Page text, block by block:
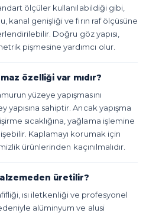
ölçüler kullanılabildiği gibi,
kanal genişliği ve fırın raf ölçüsüne
Doğru göz yapısı,
pişmesine yardımcı olur.
özelliği var mıdır?
yüzeye yapışmasını
yapısına sahiptir. Ancak yapışma
sıcaklığına, yağlama işlemine
Kaplamayı korumak için
ürünlerinden kaçınılmalıdır.
üretilir?
ısı iletkenliği ve profesyonel
alüminyum ve alusi